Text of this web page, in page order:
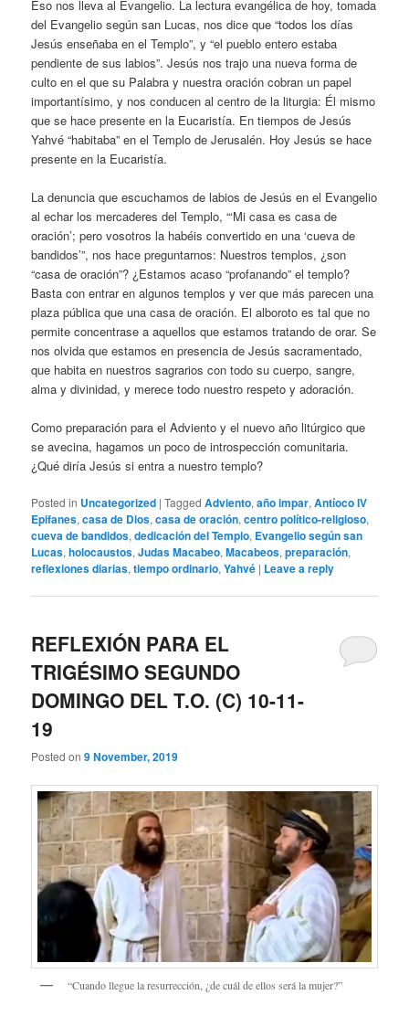
Eso nos lleva al Evangelio. La lectura evangélica de hoy, tomada
del Evangelio según san Lucas, nos dice que “todos los días
Jesús enseñaba en el Templo”, y “el pueblo entero estaba
pendiente de sus labios”. Jesús nos trajo una nueva forma de
culto en el que su Palabra y nuestra oración cobran un papel
importantísimo, y nos conducen al centro de la liturgia: Él mismo
que se hace presente en la Eucaristía. En tiempos de Jesús
Yahvé “habitaba” en el Templo de Jerusalén. Hoy Jesús se hace
presente en la Eucaristía.
La denuncia que escuchamos de labios de Jesús en el Evangelio
al echar los mercaderes del Templo, “‘Mi casa es casa de
oración’; pero vosotros la habéis convertido en una ‘cueva de
bandidos’”, nos hace preguntarnos: Nuestros templos, ¿son
“casa de oración”? ¿Estamos acaso “profanando” el templo?
Basta con entrar en algunos templos y ver que más parecen una
plaza pública que una casa de oración. El alboroto es tal que no
permite concentrase a aquellos que estamos tratando de orar. Se
nos olvida que estamos en presencia de Jesús sacramentado,
que habita en nuestros sagrarios con todo su cuerpo, sangre,
alma y divinidad, y merece todo nuestro respeto y adoración.
Como preparación para el Adviento y el nuevo año litúrgico que
se avecina, hagamos un poco de introspección comunitaria.
¿Qué diría Jesús si entra a nuestro templo?
Posted in Uncategorized |Tagged Adviento,año impar,Antíoco IV
Epifanes,casa de Dios,casa de oración,centro político-religioso,
cueva de bandidos,dedicación del Templo, Evangelio según san
Lucas,holocaustos,Judas Macabeo,Macabeos,preparación,
reflexiones diarias,tiempo ordinario,Yahvé | Leave a reply
REFLEXIÓN PARA EL
TRIGÉSIMO SEGUNDO
DOMINGO DEL T.O. (C) 10-11-
19
Posted on9 November, 2019
“Cuando llegue la resurrección, ¿de cuál de ellos será la mujer?”